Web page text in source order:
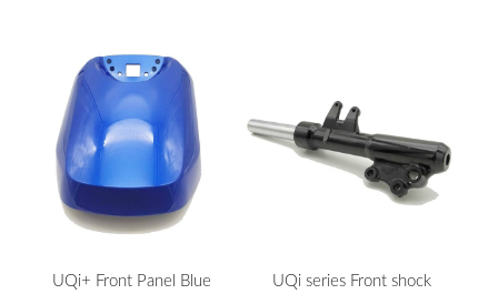
UQi+ Front Panel Blue
UQi series Front shock